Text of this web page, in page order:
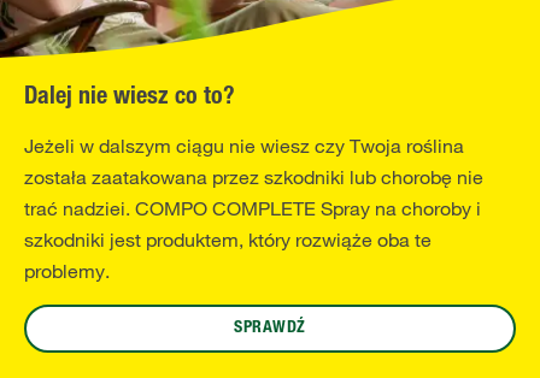
Dalej nie wiesz co to?
Jeżeli w dalszym ciągu nie wiesz czy Twoja roślina
została zaatakowana przez szkodniki lub chorobę nie
trać nadziei. COMPO COMPLETE Spray na choroby i
szkodniki jest produktem, który rozwiąże oba te
problemy.
SPRAWDŹ